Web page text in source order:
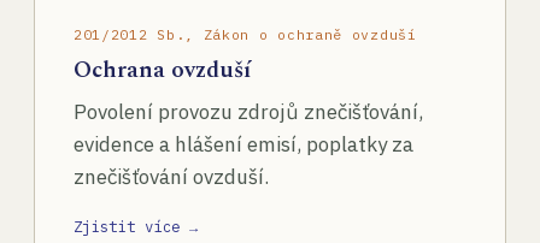
201/2012 Sb., Zákon o ochraně ovzduší
Ochrana ovzduší
Povolení provozu zdrojů znečišťování,
evidence a hlášení emisí, poplatky za
znečišťování ovzduší.
Zjistit více →